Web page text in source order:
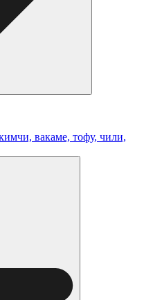
вакаме, тофу, чили,